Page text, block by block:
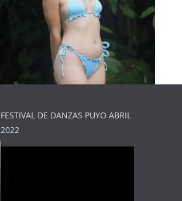
FESTIVAL DE DANZAS PUYO ABRIL
2022